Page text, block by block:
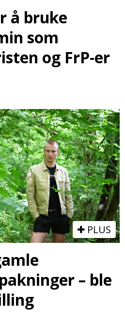
å bruke
som
og FrP-er
PLUS
– ble